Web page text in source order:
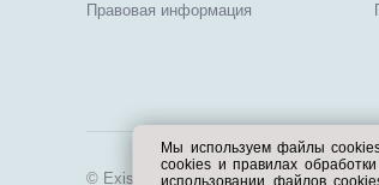
Правовая информация
© Exist.ru 1998—2026
Мы используем файлы
cookies и правилах
использовании файлов